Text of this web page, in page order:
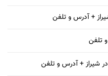
+ آدرس و تلفن
تلفن
شیراز + آدرس و تلفن